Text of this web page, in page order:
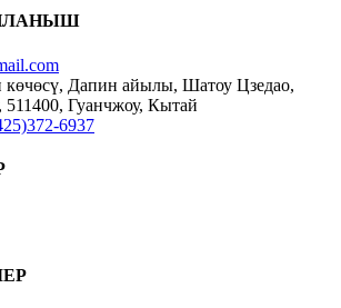
Дапин айылы, Шатоу Цзедао,
Гуанчжоу, Кытай
6937